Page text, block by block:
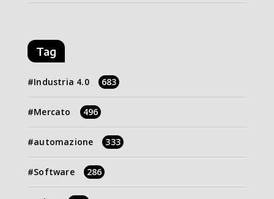
Tag
Industria 4.0 683
Mercato 496
automazione 333
Software 286